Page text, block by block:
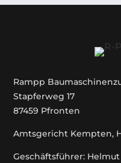
Rampp
Stapferweg 17
87459 Pfronten
Amtsgericht Kempten,
Geschäftsführer: